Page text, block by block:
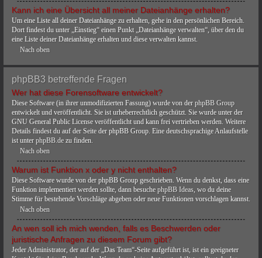
Kann ich eine Übersicht all meiner Dateianhänge erhalten?
Um eine Liste all deiner Dateianhänge zu erhalten, gehe in den persönlichen Bereich.
Dort findest du unter „Einstieg“ einen Punkt „Dateianhänge verwalten“, über den du
eine Liste deiner Dateianhänge erhalten und diese verwalten kannst.
Nach oben
phpBB3 betreffende Fragen
Wer hat diese Forensoftware entwickelt?
Diese Software (in ihrer unmodifizierten Fassung) wurde von der phpBB Group
entwickelt und veröffentlicht. Sie ist urheberrechtlich geschützt. Sie wurde unter der
GNU General Public License veröffentlicht und kann frei vertrieben werden. Weitere
Details findest du auf der Seite der phpBB Group. Eine deutschsprachige Anlaufstelle
ist unter phpBB.de zu finden.
Nach oben
Warum ist Funktion x oder y nicht enthalten?
Diese Software wurde von der phpBB Group geschrieben. Wenn du denkst, dass eine
Funktion implementiert werden sollte, dann besuche phpBB Ideas, wo du deine
Stimme für bestehende Vorschläge abgeben oder neue Funktionen vorschlagen kannst.
Nach oben
An wen soll ich mich wenden, falls es Beschwerden oder
juristische Anfragen zu diesem Forum gibt?
Jeder Administrator, der auf der „Das Team“-Seite aufgeführt ist, ist ein geeigneter